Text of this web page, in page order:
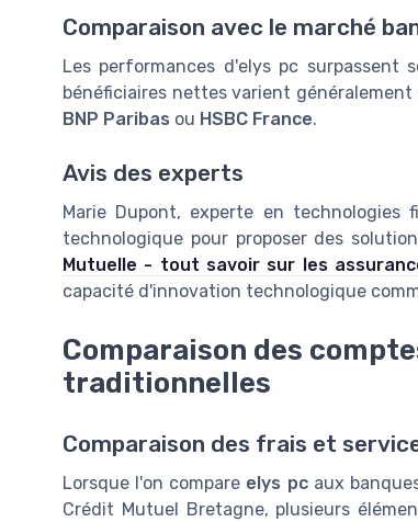
Comparaison avec le marché
Les performances d'elys pc surpassent
bénéficiaires nettes varient généralement
BNP Paribas ou HSBC France.
Avis des experts
Marie Dupont, experte en
technologique pour proposer des
Mutuelle - tout savoir sur les
capacité d'innovation technologique
Comparaison des
traditionnelles
Comparaison des frais et
Lorsque l'on compare elys pcaux
Crédit Mutuel Bretagne, plusieurs